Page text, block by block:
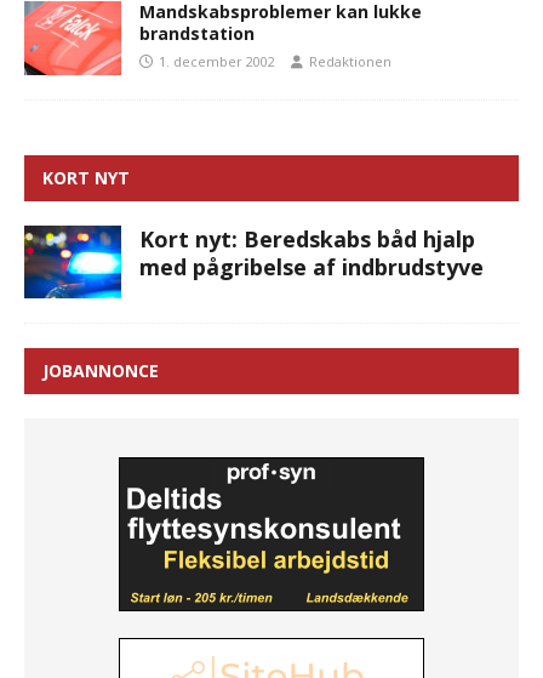
Mandskabsproblemer kan lukke
brandstation
1. december 2002 Redaktionen
KORT NYT
Kort nyt: Beredskabs båd hjalp
med pågribelse af indbrudstyve
JOBANNONCE